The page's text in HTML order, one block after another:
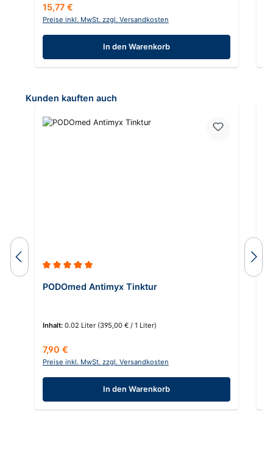
Regulärer Preis:
15,77 €
Preise inkl. MwSt. zzgl. Versandkosten
In den Warenkorb
Produktgalerie überspringen
Kunden kauften auch
PODOmed Antimyx Tinktur
Inhalt: 0.02 Liter (395,00 € / 1 Liter)
Regulärer Preis:
7,90 €
Preise inkl. MwSt. zzgl. Versandkosten
In den Warenkorb